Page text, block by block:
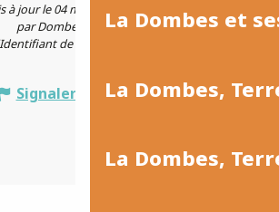
La Dombes et
La Dombes,
La Dombes,
à jour le 04 mars 2025 à 12:15
par Dombes Tourisme
de l'offre :
Signaler une erreur